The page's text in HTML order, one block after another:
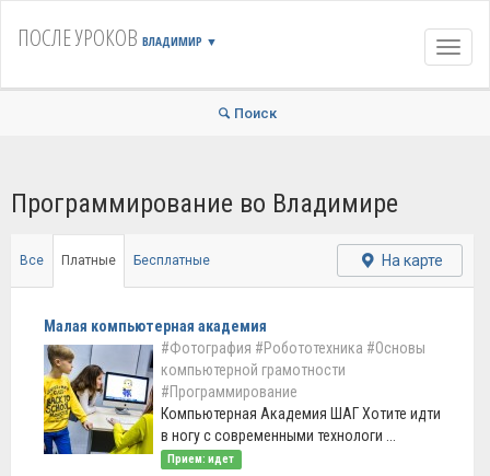
ПОСЛЕ УРОКОВ ВЛАДИМИР ▼
Поиск
Программирование во Владимире
Все Платные Бесплатные На карте
Малая компьютерная академия
#Фотография #Робототехника #Основы
компьютерной грамотности
#Программирование
Компьютерная Академия ШАГ Хотите идти
в ногу с современными технологи ...
Прием: идет